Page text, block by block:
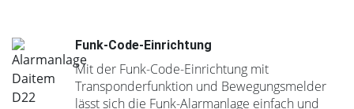
Funk-Code-Einrichtung
Mit der Funk-Code-Einrichtung mit
Transponderfunktion und Bewegungsmelder
lässt sich die Funk-Alarmanlage einfach und